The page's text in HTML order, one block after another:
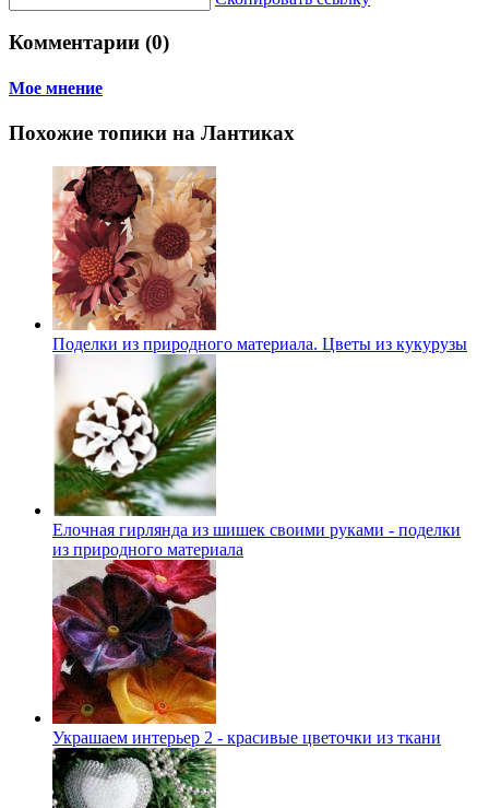
Комментарии (0)
Мое мнение
Похожие топики на Лантиках
Поделки из природного материала. Цветы из кукурузы
Елочная гирлянда из шишек своими руками - поделки
из природного материала
Украшаем интерьер 2 - красивые цветочки из ткани